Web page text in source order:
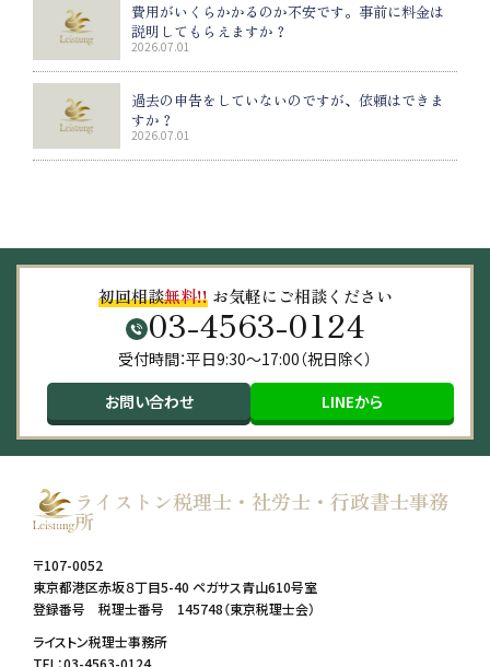
費用がいくらかかるのか不安です。事前に料金は
説明してもらえますか？
2026.07.01
過去の申告をしていないのですが、依頼はできま
すか？
2026.07.01
初回相談無料!!お気軽にご相談ください
03-4563-0124
受付時間：平日9:30～17:00（祝日除く）
お問い合わせ
LINEから
ライストン税理士・社労士・行政書士事務
所
〒107-0052
東京都港区赤坂８丁目5-40 ペガサス青山610号室
登録番号 税理士番号 145748（東京税理士会）
ライストン税理士事務所
TEL：03-4563-0124